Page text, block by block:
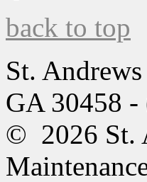
back to top
St.
GA 30458 -
© 2026 St.